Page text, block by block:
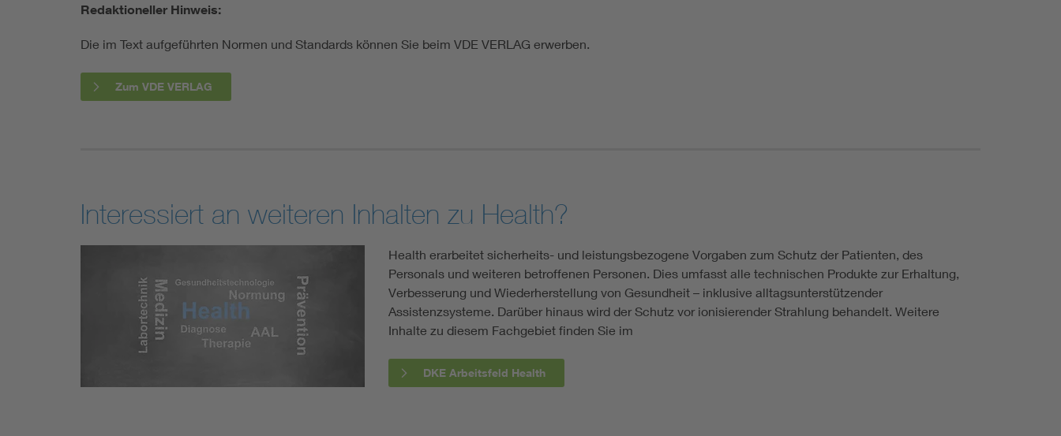
Redaktioneller Hinweis:
Die im Text aufgeführten Normen und Standards können Sie beim VDE VERLAG erwerben.
Zum VDE VERLAG
Interessiert an weiteren Inhalten zu Health?
Health erarbeitet sicherheits- und leistungsbezogene Vorgaben zum Schutz der Patienten, des
Personals und weiteren betroffenen Personen. Dies umfasst alle technischen Produkte zur Erhaltung,
Verbesserung und Wiederherstellung von Gesundheit – inklusive alltagsunterstützender
Assistenzsysteme. Darüber hinaus wird der Schutz vor ionisierender Strahlung behandelt. Weitere
Inhalte zu diesem Fachgebiet finden Sie im
DKE Arbeitsfeld Health